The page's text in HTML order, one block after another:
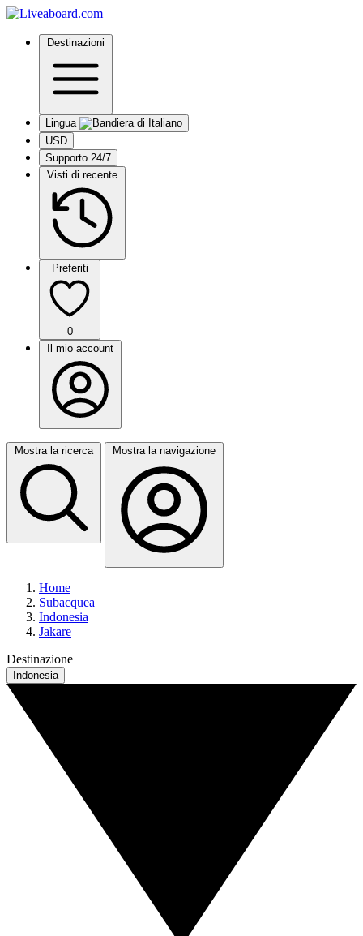
Destinazioni
Lingua
USD
Supporto 24/7
Visti di recente
Preferiti
0
Il mio account
Mostra la ricerca Mostra la navigazione
Home
Subacquea
Indonesia
Jakare
Destinazione
Indonesia